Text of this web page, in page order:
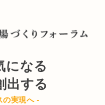
になる
出する
の実現へ -